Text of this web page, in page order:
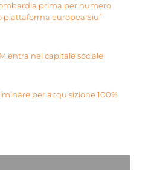
prima per numero
piattaforma europea Siu”
entra nel capitale sociale
per acquisizione 100%